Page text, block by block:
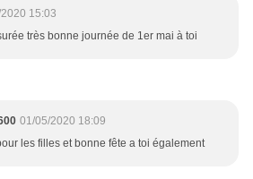
15:03
très bonne journée de 1er mai à toi
01/05/2020 18:09
les filles et bonne fête a toi également